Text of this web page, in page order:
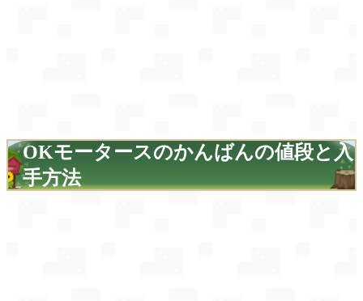
OKモータースのかんばんの値段と入
手方法